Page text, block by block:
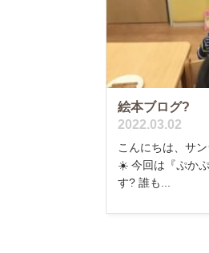
絵本ブログ?
2022.03.02
こんにちは、サ
☀️ 今回は『ぷか
す? 誰も...